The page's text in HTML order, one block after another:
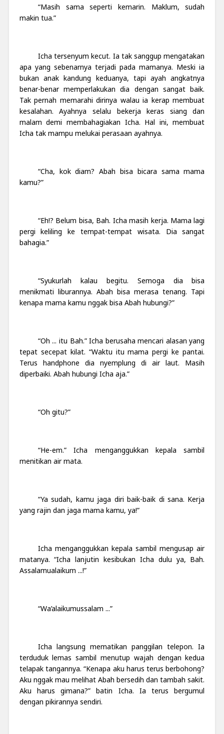
“Masih sama seperti kemarin. Maklum, sudah
makin tua.”
Icha tersenyum kecut. Ia tak sanggup mengatakan
apa yang sebenarnya terjadi pada mamanya. Meski ia
bukan anak kandung keduanya, tapi ayah angkatnya
benar-benar memperlakukan dia dengan sangat baik.
Tak pernah memarahi dirinya walau ia kerap membuat
kesalahan. Ayahnya selalu bekerja keras siang dan
malam demi membahagiakan Icha. Hal ini, membuat
Icha tak mampu melukai perasaan ayahnya.
“Cha, kok diam? Abah bisa bicara sama mama
kamu?”
“Eh!? Belum bisa, Bah. Icha masih kerja. Mama lagi
pergi keliling ke tempat-tempat wisata. Dia sangat
bahagia.”
“Syukurlah kalau begitu. Semoga dia bisa
menikmati liburannya. Abah bisa merasa tenang. Tapi
kenapa mama kamu nggak bisa Abah hubungi?”
“Oh ... itu Bah.” Icha berusaha mencari alasan yang
tepat secepat kilat. “Waktu itu mama pergi ke pantai.
Terus handphone dia nyemplung di air laut. Masih
diperbaiki. Abah hubungi Icha aja.”
“Oh gitu?”
“He-em.” Icha menganggukkan kepala sambil
menitikan air mata.
“Ya sudah, kamu jaga diri baik-baik di sana. Kerja
yang rajin dan jaga mama kamu, ya!”
Icha menganggukkan kepala sambil mengusap air
matanya. “Icha lanjutin kesibukan Icha dulu ya, Bah.
Assalamualaikum ...!”
“Wa’alaikumussalam ...”
Icha langsung mematikan panggilan telepon. Ia
terduduk lemas sambil menutup wajah dengan kedua
telapak tangannya. “Kenapa aku harus terus berbohong?
Aku nggak mau melihat Abah bersedih dan tambah sakit.
Aku harus gimana?” batin Icha. Ia terus bergumul
dengan pikirannya sendiri.